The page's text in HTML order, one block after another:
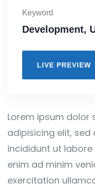
Keyword
Development,
LIVE PREVIEW
Lorem ipsum dolor
adipisicing elit,
incididunt ut
enim ad minim
exercitation